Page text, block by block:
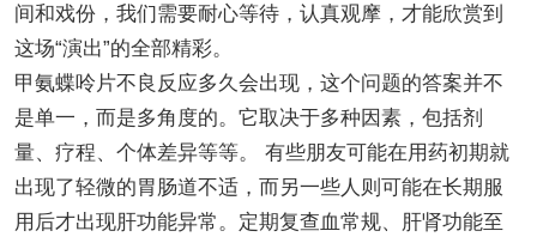
间和戏份，我们需要耐心等待，认真观摩，才能欣赏到
这场“演出”的全部精彩。
甲氨蝶呤片不良反应多久会出现，这个问题的答案并不
是单一，而是多角度的。它取决于多种因素，包括剂
量、疗程、个体差异等等。 有些朋友可能在用药初期就
出现了轻微的胃肠道不适，而另一些人则可能在长期服
用后才出现肝功能异常。定期复查血常规、肝肾功能至